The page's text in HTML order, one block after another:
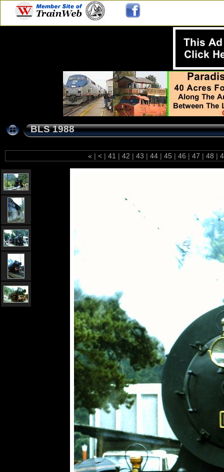
BLS 1988
« | < | 41 | 42 | 43 | 44 | 45 | 46 | 47 | 48 |